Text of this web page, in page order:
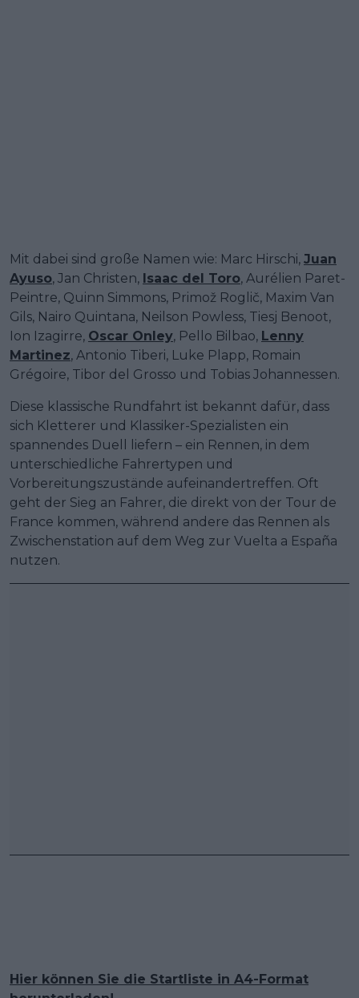
Mit dabei sind große Namen wie: Marc Hirschi, Juan
Ayuso, Jan Christen, Isaac del Toro, Aurélien Paret-
Peintre, Quinn Simmons, Primož Roglič, Maxim Van
Gils, Nairo Quintana, Neilson Powless, Tiesj Benoot,
Ion Izagirre, Oscar Onley, Pello Bilbao, Lenny
Martinez, Antonio Tiberi, Luke Plapp, Romain
Grégoire, Tibor del Grosso und Tobias Johannessen.
Diese klassische Rundfahrt ist bekannt dafür, dass
sich Kletterer und Klassiker-Spezialisten ein
spannendes Duell liefern – ein Rennen, in dem
unterschiedliche Fahrertypen und
Vorbereitungszustände aufeinandertreffen. Oft
geht der Sieg an Fahrer, die direkt von der Tour de
France kommen, während andere das Rennen als
Zwischenstation auf dem Weg zur Vuelta a España
nutzen.
Hier können Sie die Startliste in A4-Format